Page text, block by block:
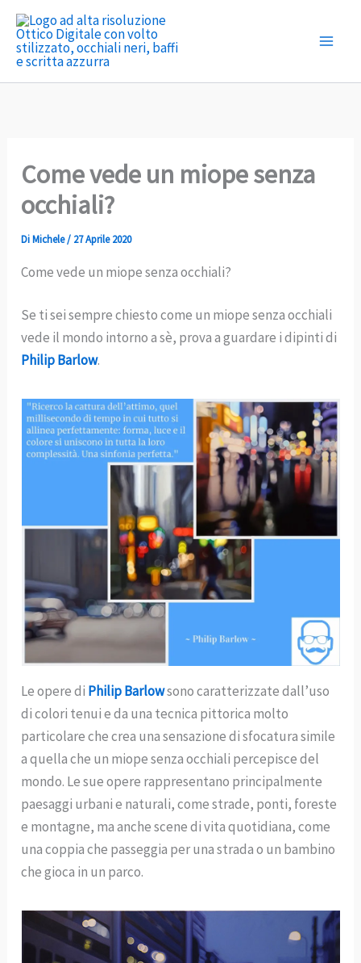
contenuto
Come vede un miope senza
occhiali?
DiMichele/ 27 Aprile 2020
Come vede un miope senza occhiali?
Se ti sei sempre chiesto come un miope senza occhiali
vede il mondo intorno a sè, prova a guardare i dipinti di
Philip Barlow.
Le opere di Philip Barlowsono caratterizzate dall’uso
di colori tenui e da una tecnica pittorica molto
particolare che crea una sensazione di sfocatura simile
a quella che un miope senza occhiali percepisce del
mondo. Le sue opere rappresentano principalmente
paesaggi urbani e naturali, come strade, ponti, foreste
e montagne, ma anche scene di vita quotidiana, come
una coppia che passeggia per una strada o un bambino
che gioca in un parco.